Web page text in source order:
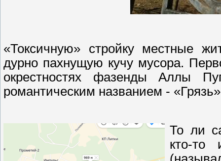
«Токсичную» стройку местные
дурно пахнущую кучу мусора.
окрестностях фазенды Аллы
романтическим названием -
То ли
кто-то